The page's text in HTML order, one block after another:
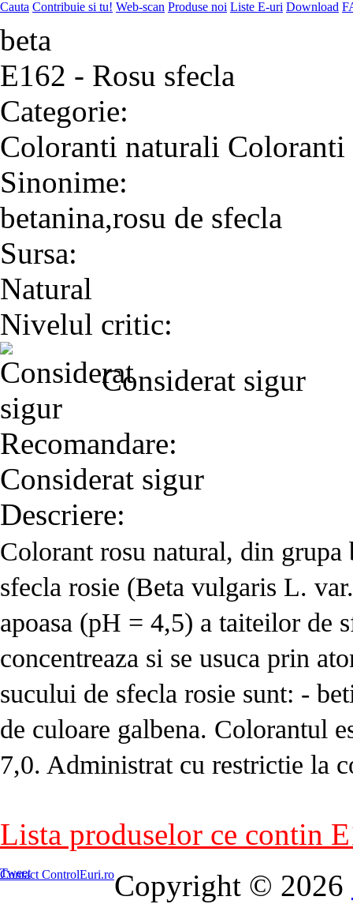
Cauta Contribuie si tu! Web-scan Produse noi Liste E-uri Download
beta
E162 - Rosu sfecla
Categorie:
Coloranti naturali Coloranti
Sinonime:
betanina,rosu de sfecla
Sursa:
Natural
Nivelul critic:
Considerat sigur
Recomandare:
Considerat sigur
Descriere:
Colorant rosu natural, din
sfecla rosie (Beta vulgaris L.
apoasa (pH = 4,5) a taiteilor de
concentreaza si se usuca prin
sucului de sfecla rosie sunt: -
de culoare galbena. Colorantul
7,0. Administrat cu restrictie la
Lista produselor ce contin
Tweet
Contact ControlEuri.roCopyright © 2026